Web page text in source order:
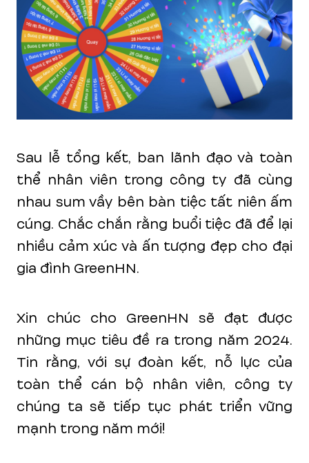
Sau lễ tổng kết, ban lãnh đạo và toàn
thể nhân viên trong công ty đã cùng
nhau sum vầy bên bàn tiệc tất niên ấm
cúng. Chắc chắn rằng buổi tiệc đã để lại
nhiều cảm xúc và ấn tượng đẹp cho đại
gia đình GreenHN.
Xin chúc cho GreenHN sẽ đạt được
những mục tiêu đề ra trong năm 2024.
Tin rằng, với sự đoàn kết, nỗ lực của
toàn thể cán bộ nhân viên, công ty
chúng ta sẽ tiếp tục phát triển vững
mạnh trong năm mới!